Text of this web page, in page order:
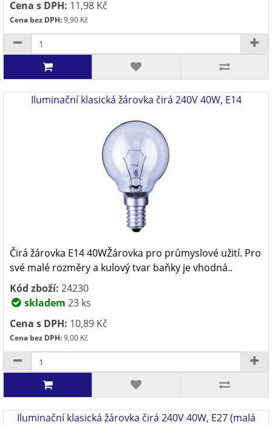
Cena s DPH: 11,98 Kč
Cena bez DPH:9,90 Kč
Iluminační klasická žárovka čirá 240V 40W, E14
Čirá žárovka E14 40WŽárovka pro průmyslové užití. Pro
své malé rozměry a kulový tvar baňky je vhodná..
Kód zboží: 24230
skladem 23 ks
Cena s DPH: 10,89 Kč
Cena bez DPH:9,00 Kč
Iluminační klasická žárovka čirá 240V 40W, E27 (malá